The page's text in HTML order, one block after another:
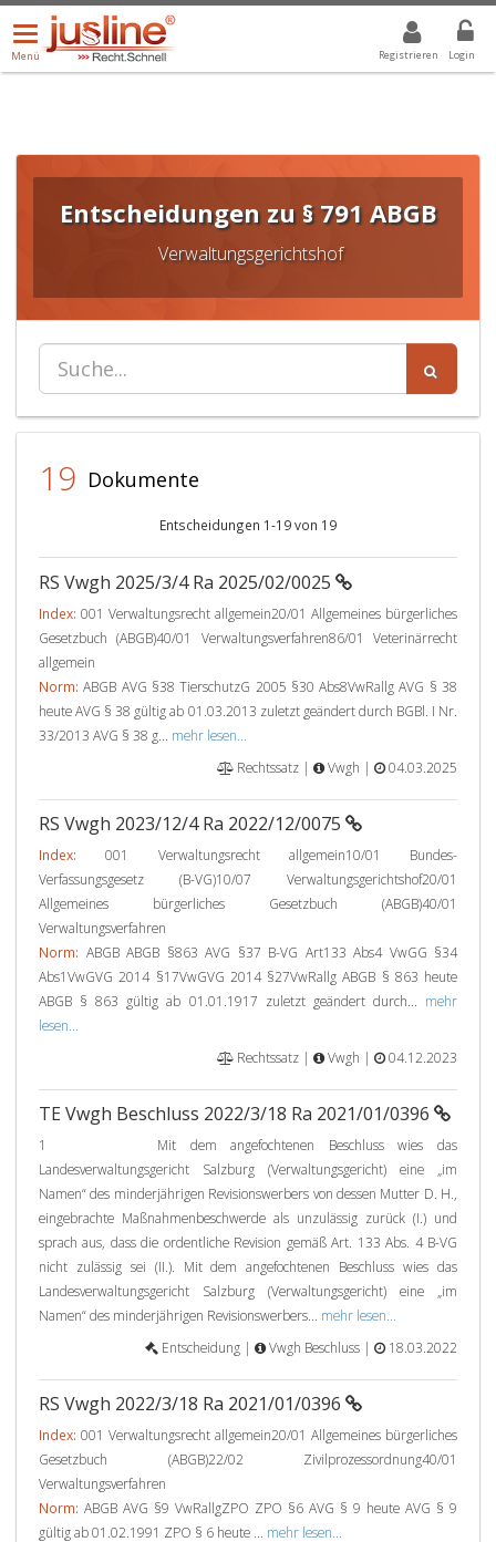
Registrieren Login
Menü
öffnen/schließen
Menü
ALLE DROPDOWN: GEWÄHLTER WERT IST ALLE
Entscheidungen zu § 791 ABGB
Verwaltungsgerichtshof
19 Dokumente
Entscheidungen 1-19 von 19
RS Vwgh 2025/3/4 Ra 2025/02/0025
Index: 001 Verwaltungsrecht allgemein20/01 Allgemeines bürgerliches
Gesetzbuch (ABGB)40/01 Verwaltungsverfahren86/01 Veterinärrecht
allgemein
Norm: ABGB AVG §38 TierschutzG 2005 §30 Abs8VwRallg AVG § 38
heute AVG § 38 gültig ab 01.03.2013 zuletzt geändert durch BGBl. I Nr.
33/2013 AVG § 38 g... mehr lesen...
Rechtssatz |
Vwgh | 04.03.2025
RS Vwgh 2023/12/4 Ra 2022/12/0075
Index: 001 Verwaltungsrecht allgemein10/01 Bundes-
Verfassungsgesetz (B-VG)10/07 Verwaltungsgerichtshof20/01
Allgemeines bürgerliches Gesetzbuch (ABGB)40/01
Verwaltungsverfahren
Norm: ABGB ABGB §863 AVG §37 B-VG Art133 Abs4 VwGG §34
Abs1VwGVG 2014 §17VwGVG 2014 §27VwRallg ABGB § 863 heute
ABGB § 863 gültig ab 01.01.1917 zuletzt geändert durch... mehr
lesen...
Rechtssatz |
Vwgh | 04.12.2023
TE Vwgh Beschluss 2022/3/18 Ra 2021/01/0396
1 Mit dem angefochtenen Beschluss wies das
Landesverwaltungsgericht Salzburg (Verwaltungsgericht) eine „im
Namen“ des minderjährigen Revisionswerbers von dessen Mutter D. H.,
eingebrachte Maßnahmenbeschwerde als unzulässig zurück (I.) und
sprach aus, dass die ordentliche Revision gemäß Art. 133 Abs. 4 B-VG
nicht zulässig sei (II.). Mit dem angefochtenen Beschluss wies das
Landesverwaltungsgericht Salzburg (Verwaltungsgericht) eine „im
Namen“ des minderjährigen Revisionswerbers... mehr lesen...
Entscheidung |
Vwgh Beschluss | 18.03.2022
RS Vwgh 2022/3/18 Ra 2021/01/0396
Index: 001 Verwaltungsrecht allgemein20/01 Allgemeines bürgerliches
Gesetzbuch (ABGB)22/02 Zivilprozessordnung40/01
Verwaltungsverfahren
Norm: ABGB AVG §9 VwRallgZPO ZPO §6 AVG § 9 heute AVG § 9
gültig ab 01.02.1991 ZPO § 6 heute ... mehr lesen...